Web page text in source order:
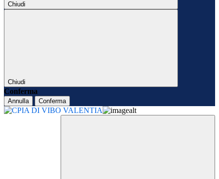
Chiudi
Chiudi
Conferma
Annulla Conferma